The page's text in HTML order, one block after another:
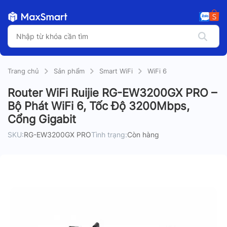
Trang chủ Sản phẩm Smart WiFi WiFi 6
Router WiFi Ruijie RG-EW3200GX PRO –
Bộ Phát WiFi 6, Tốc Độ 3200Mbps,
Cổng Gigabit
SKU:RG-EW3200GX PROTình trạng:Còn hàng